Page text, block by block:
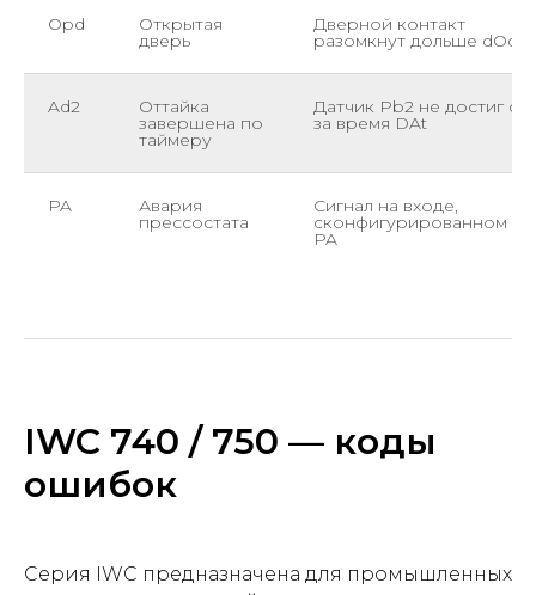
Opd Открытая
дверь
Дверной контакт
разомкнут дольше dOd
Ad2 Оттайка
завершена по
таймеру
Датчик Pb2 не достиг dSt
за время DAt
PA Авария
прессостата
Сигнал на входе,
сконфигурированном
PA
IWC 740 / 750 — коды
ошибок
Серия IWC предназначена для промышленных